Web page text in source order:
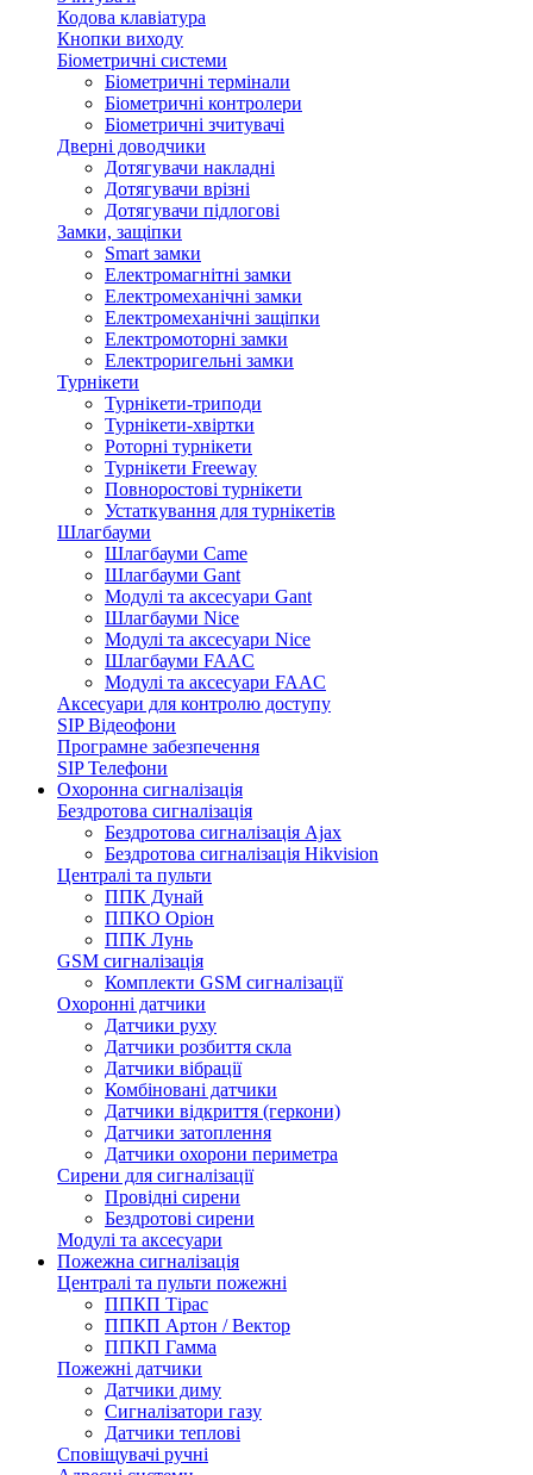
Кодова клавіатура
Кнопки виходу
Біометричні системи
Біометричні термінали
Біометричні контролери
Біометричні зчитувачі
Дверні доводчики
Дотягувачи накладні
Дотягувачи врізні
Дотягувачи підлогові
Замки, защіпки
Smart замки
Електромагнітні замки
Електромеханічні замки
Електромеханічні защіпки
Електромоторні замки
Електроригельні замки
Турнікети
Турнікети-триподи
Турнікети-хвіртки
Роторні турнікети
Турнікети Freeway
Повноростові турнікети
Устаткування для турнікетів
Шлагбауми
Шлагбауми Came
Шлагбауми Gant
Модулі та аксесуари Gant
Шлагбауми Nice
Модулі та аксесуари Nice
Шлагбауми FAAC
Модулі та аксесуари FAAC
Аксесуари для контролю доступу
SIP Відеофони
Програмне забезпечення
SIP Телефони
Охоронна сигналізація
Бездротова сигналізація
Бездротова сигналізація Ajax
Бездротова сигналізація Hikvision
Централі та пульти
ППК Дунай
ППКО Оріон
ППК Лунь
GSM сигналізація
Комплекти GSM сигналізації
Охоронні датчики
Датчики руху
Датчики розбиття скла
Датчики вібрації
Комбіновані датчики
Датчики відкриття (геркони)
Датчики затоплення
Датчики охорони периметра
Сирени для сигналізації
Провідні сирени
Бездротові сирени
Модулі та аксесуари
Пожежна сигналізація
Централі та пульти пожежні
ППКП Тірас
ППКП Артон / Вектор
ППКП Гамма
Пожежні датчики
Датчики диму
Сигналізатори газу
Датчики теплові
Сповіщувачі ручні